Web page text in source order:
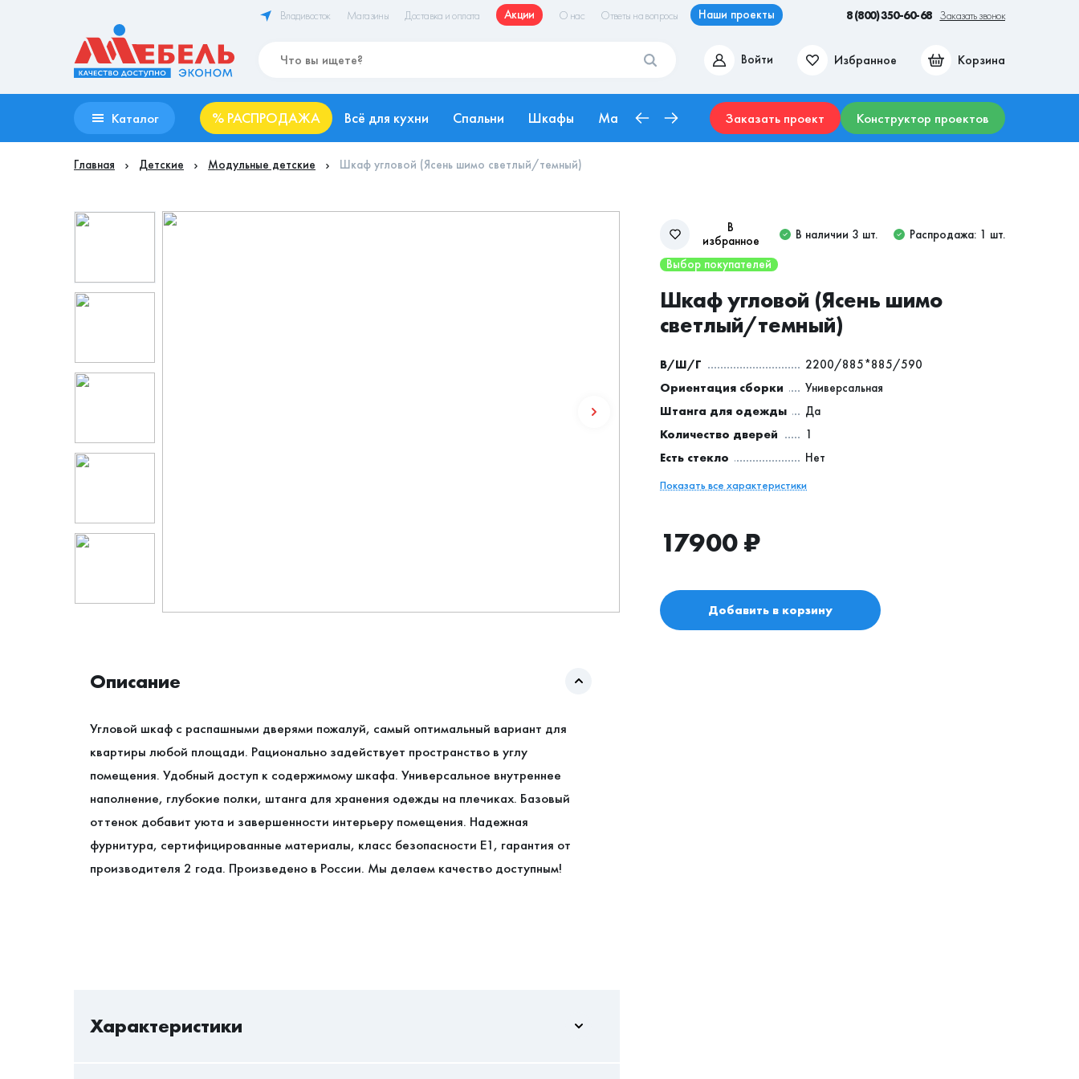
Владивосток Магазины Доставка и оплата Акции О нас Ответы на вопросы Наши проекты 8 (800) 350-60-68 Заказать звонок
Войти Избранное Корзина
Каталог % РАСПРОДАЖА Всё для кухни Спальни Шкафы Матрасы Рабочие места Гостиные Прихожие Столы
Заказать проект Конструктор проектов
Главная Детские Модульные детские Шкаф угловой (Ясень шимо светлый/темный)
В
избранное
В наличии 3 шт.
Распродажа: 1 шт.
Выбор покупателей
Шкаф угловой (Ясень шимо
светлый/темный)
В/Ш/Г
2200/885*885/590
Ориентация сборки
Универсальная
Штанга для одежды
Да
Количество дверей
1
Есть стекло
Нет
Показать все характеристики
17900₽
Добавить в корзину
Описание
Угловой шкаф с распашными дверями пожалуй, самый оптимальный вариант для
квартиры любой площади. Рационально задействует пространство в углу
помещения. Удобный доступ к содержимому шкафа. Универсальное внутреннее
наполнение, глубокие полки, штанга для хранения одежды на плечиках. Базовый
оттенок добавит уюта и завершенности интерьеру помещения. Надежная
фурнитура, сертифицированные материалы, класс безопасности Е1, гарантия от
производителя 2 года. Произведено в России. Мы делаем качество доступным!
Характеристики